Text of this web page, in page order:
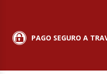
PAGO SEGURO A